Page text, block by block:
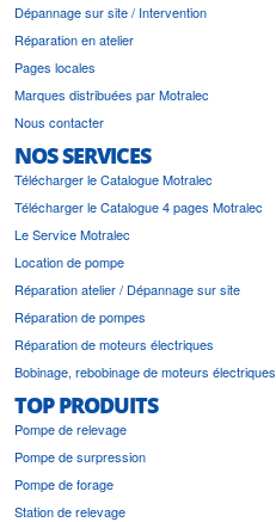
Dépannage sur site / Intervention
Réparation en atelier
Pages locales
Marques distribuées par Motralec
Nous contacter
NOS SERVICES
Télécharger le Catalogue Motralec
Télécharger le Catalogue 4 pages Motralec
Le Service Motralec
Location de pompe
Réparation atelier / Dépannage sur site
Réparation de pompes
Réparation de moteurs électriques
Bobinage, rebobinage de moteurs électriques
TOP PRODUITS
Pompe de relevage
Pompe de surpression
Pompe de forage
Station de relevage